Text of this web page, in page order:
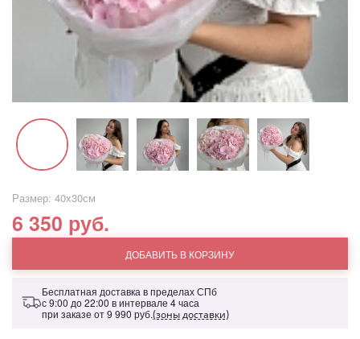
Размер: 40х30см
6 350 руб.
ДОБАВИТЬ В КОРЗИНУ
Бесплатная доставка в пределах СПб
с 9:00 до 22:00 в интервале 4 часа
при заказе от9 990 руб.(зоны доставки)